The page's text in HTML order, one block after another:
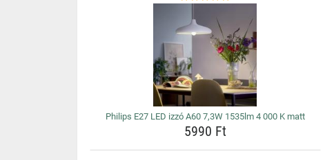
Philips E27 LED izzó A60 7,3W 1535lm 4 000 K matt
5990 Ft